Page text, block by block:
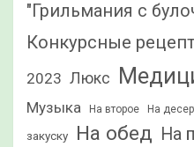
"Грильмания с
Конкурсные
2023 Люкс
Музыка На второе На
закуску На обед На